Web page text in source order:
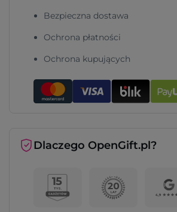
Bezpieczna dostawa
Ochrona płatności
Ochrona kupujących
Dlaczego OpenGift.pl?